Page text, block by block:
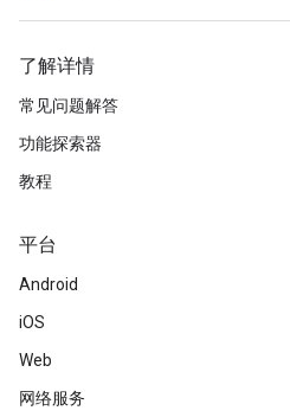
了解详情
常见问题解答
功能探索器
教程
平台
Android
iOS
Web
网络服务